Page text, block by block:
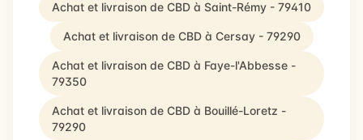
Achat et livraison de CBD à Saint-Rémy - 79410
Achat et livraison de CBD à Cersay - 79290
Achat et livraison de CBD à Faye-l'Abbesse -
79350
Achat et livraison de CBD à Bouillé-Loretz -
79290